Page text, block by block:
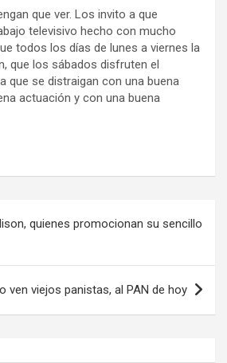
que ver. Los invito a que
televisivo hecho con mucho
todos los días de lunes a viernes la
que los sábados disfruten el
que se distraigan con una buena
actuación y con una buena
quienes promocionan su sencillo
ven viejos panistas, al PAN de hoy